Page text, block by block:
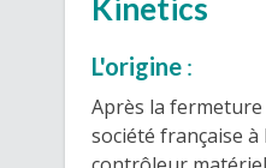
Kinetics
L'origine :
Après la fermeture
société française